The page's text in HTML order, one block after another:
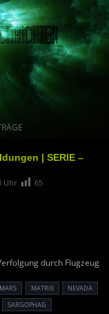
| SERIE –
Uhr 65
durch Flugzeug
MARS MATRIX
NEVADA
SARGOPHAG